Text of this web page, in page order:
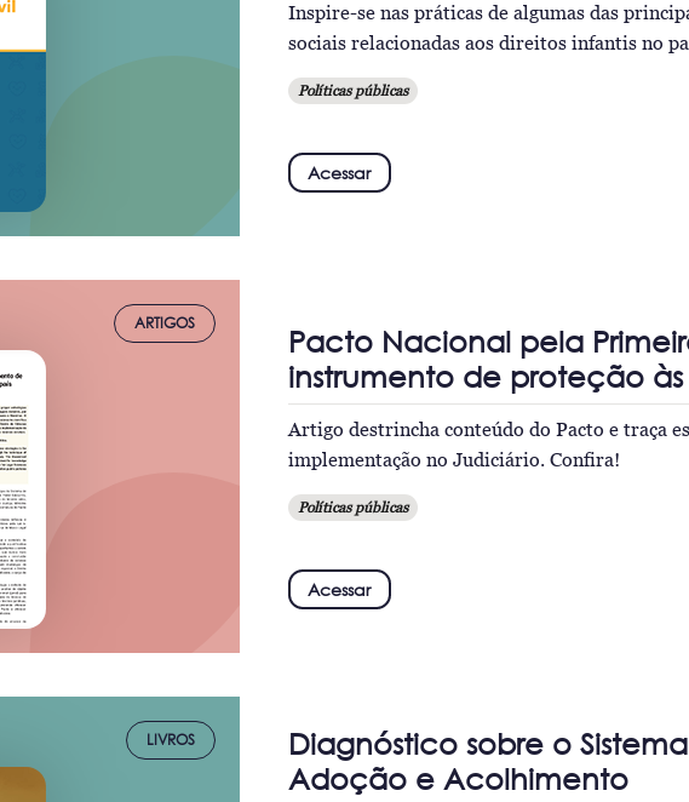
Inspire-se nas práticas de algumas das
sociais relacionadas aos direitos infantis no
Políticas públicas
Acessar
ARTIGOS
Pacto Nacional pela
instrumento de proteção
Artigo destrincha conteúdo do Pacto e traça
implementação no Judiciário. Confira!
Políticas públicas
Acessar
LIVROS
Diagnóstico sobre o
Adoção e Acolhimento